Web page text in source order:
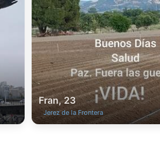
Fran, 23
Jerez de la Frontera